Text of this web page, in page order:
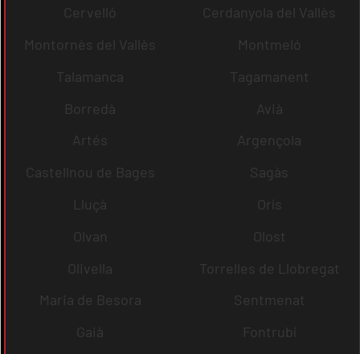
Cervelló
Cerdanyola del Vallès
Montornès del Vallès
Montmeló
Talamanca
Tagamanent
Borredà
Avià
Artés
Argençola
Castellnou de Bages
Sagàs
Lluçà
Orís
Olvan
Olost
Olivella
Torrelles de Llobregat
Maria de Besora
Sentmenat
Gaià
Fontrubí